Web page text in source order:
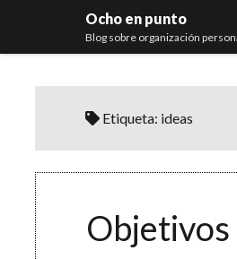
Ocho en punto
Blog sobre organización
Etiqueta: ideas
Objetivos